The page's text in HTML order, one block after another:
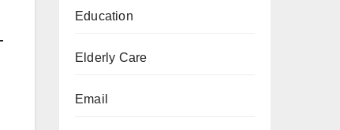
Education
Elderly Care
Email